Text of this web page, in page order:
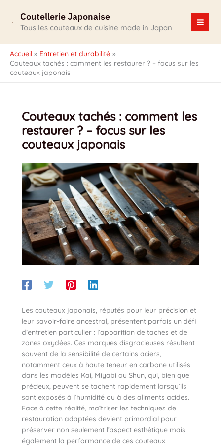
contenu
Coutellerie Japonaise
Tous les couteaux de cuisine made in Japan
Accueil
Entretien et durabilité
Couteaux tachés : comment les restaurer ? – focus sur les
couteaux japonais
Couteaux tachés : comment les
restaurer ? – focus sur les
couteaux japonais
Les couteaux japonais, réputés pour leur précision et
leur savoir-faire ancestral, présentent parfois un défi
d’entretien particulier : l’apparition de taches et de
zones oxydées. Ces marques disgracieuses résultent
souvent de la sensibilité de certains aciers,
notamment ceux à haute teneur en carbone utilisés
dans les modèles Kai, Miyabi ou Shun, qui, bien que
précieux, peuvent se tachent rapidement lorsqu’ils
sont exposés à l’humidité ou à des aliments acides.
Face à cette réalité, maîtriser les techniques de
restauration adaptées devient primordial pour
préserver non seulement l’aspect esthétique mais
également la performance de ces couteaux